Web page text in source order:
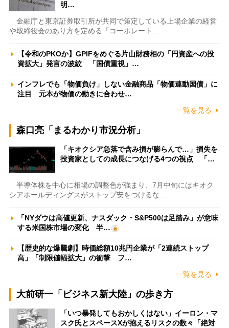
明…
金融庁と東京証券取引所が共同で策定している上場企業の経営
や取締役会のあり方を定める「コーポレート…
【令和のPKOか】GPIFをめぐる片山財務相の「円資産への投
資拡大」発言の波紋 「国債重視」…
インフレでも「物価負け」しない金融商品「物価連動国債」に
注目 元本が物価の動きに合わせ…
一覧を見る
森口亮「まるわかり市況分析」
「キオクシア急落で含み損が膨らんで…」損失を
投資家としての成長につなげる4つの視点 「…
半導体株を中心に相場の調整色が強まり、7月中旬にはキオク
シアホールディングスがストップ安をつけるな…
「NYダウは高値更新、ナスダック・S&P500は足踏み」が意味
する米国株市場の変化 半…
【歴史的な爆騰劇】時価総額10兆円企業が「2連続ストップ
高」「制限値幅拡大」の衝撃 フ…
一覧を見る
大前研一「ビジネス新大陸」の歩き方
「いつ暴発してもおかしくはない」イーロン・マ
スク氏とスペースXが抱えるリスクの数々「絶対